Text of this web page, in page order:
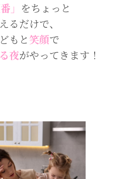
」
をちょっと
るだけで、
もと 笑顔で
夜がやってきます！